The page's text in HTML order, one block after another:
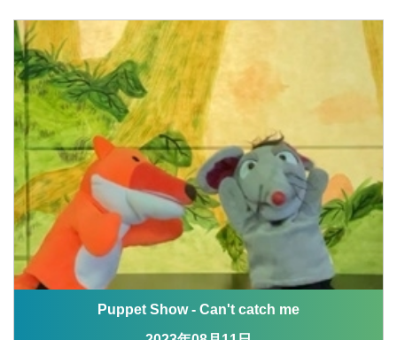
Puppet Show - Can't catch me